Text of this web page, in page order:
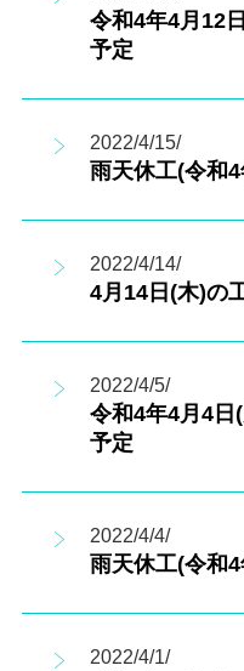
令和4年4月12
予定
2022/4/15/
雨天休工(令和
2022/4/14/
4月14日(木)の
2022/4/5/
令和4年4月4日
予定
2022/4/4/
雨天休工(令和
2022/4/1/